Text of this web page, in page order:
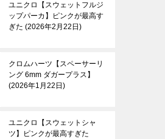
ユニクロ【スウェットフルジ
ップパーカ】ピンクが最高す
ぎた 2026年2月22日
クロムハーツ【スペーサーリ
ング 6mm ダガープラス】
2026年1月22日
ユニクロ【スウェットシャ
ツ】ピンクが最高すぎた